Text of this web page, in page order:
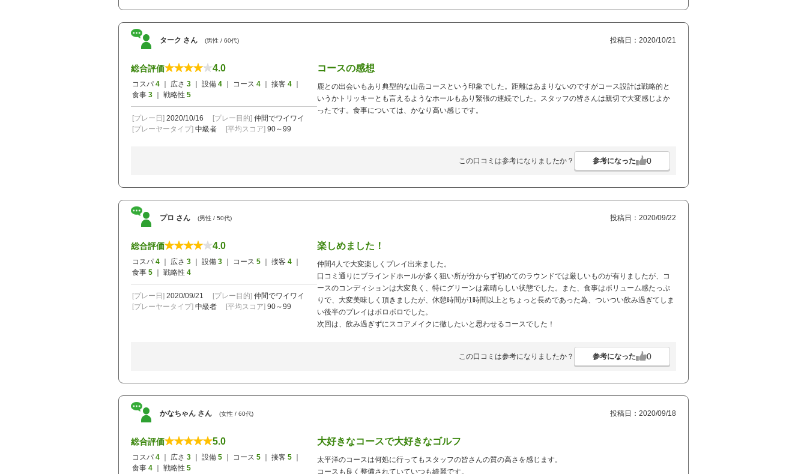
ターク さん (男性 / 60代) 投稿日：2020/10/21
総合評価 4.0
コスパ 4 ｜ 広さ 3 ｜ 設備 4 ｜ コース 4 ｜ 接客 4
食事 3 ｜ 戦略性 5
[プレー日] 2020/10/16 [プレー目的] 仲間でワイワイ
[プレーヤータイプ] 中級者 [平均スコア] 90～99
コースの感想
鹿との出会いもあり典型的な山岳コースという印象でした。距離はあまりないのですがコース設計は戦略的と
いうかトリッキーとも言えるようなホールもあり緊張の連続でした。スタッフの皆さんは親切で大変感じよか
ったです。食事については、かなり高い感じです。
この口コミは参考になりましたか？ 参考になった 0
プロ さん (男性 / 50代) 投稿日：2020/09/22
総合評価 4.0
コスパ 4 ｜ 広さ 3 ｜ 設備 3 ｜ コース 5 ｜ 接客 4
食事 5 ｜ 戦略性 4
[プレー日] 2020/09/21 [プレー目的] 仲間でワイワイ
[プレーヤータイプ] 中級者 [平均スコア] 90～99
楽しめました！
仲間4人で大変楽しくプレイ出来ました。
口コミ通りにブラインドホールが多く狙い所が分からず初めてのラウンドでは厳しいものが有りましたが、コ
ースのコンディションは大変良く、特にグリーンは素晴らしい状態でした。また、食事はボリューム感たっぷ
りで、大変美味しく頂きましたが、休憩時間が1時間以上とちょっと長めであった為、ついつい飲み過ぎてしま
い後半のプレイはボロボロでした。
次回は、飲み過ぎずにスコアメイクに徹したいと思わせるコースでした！
この口コミは参考になりましたか？ 参考になった 0
かなちゃん さん (女性 / 60代) 投稿日：2020/09/18
総合評価 5.0
コスパ 4 ｜ 広さ 3 ｜ 設備 5 ｜ コース 5 ｜ 接客 5
食事 4 ｜ 戦略性 5
大好きなコースで大好きなゴルフ
太平洋のコースは何処に行ってもスタッフの皆さんの質の高さを感じます。
コースも良く整備されていていつも綺麗です。